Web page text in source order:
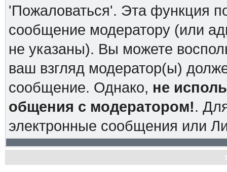
'Пожаловаться'. Эта функция
сообщение модератору (или
не указаны). Вы можете
ваш взгляд модератор(ы)
сообщение. Однако, не
общения с модератором!.
электронные сообщения или